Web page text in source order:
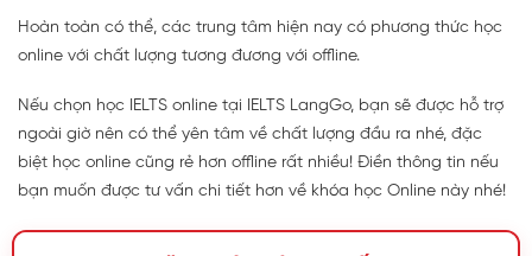
Hoàn toàn có thể, các trung tâm hiện nay có phương thức học
online với chất lượng tương đương với offline.
Nếu chọn học IELTS online tại IELTS LangGo, bạn sẽ được hỗ trợ
ngoài giờ nên có thể yên tâm về chất lượng đầu ra nhé, đặc
biệt học online cũng rẻ hơn offline rất nhiều! Điền thông tin nếu
bạn muốn được tư vấn chi tiết hơn về khóa học Online này nhé!